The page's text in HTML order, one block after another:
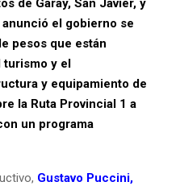
de Garay, San Javier, y
el gobierno se
pesos que están
turismo y el
y equipamiento de
la Ruta Provincial 1 a
un programa
Gustavo Puccini,